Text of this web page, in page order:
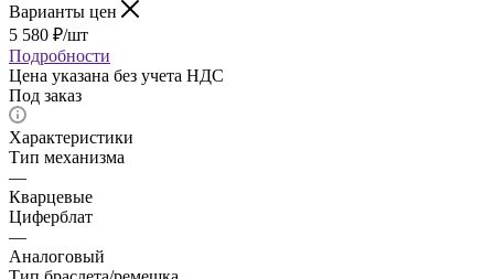
Варианты цен
5 580 ₽/шт
Подробности
Цена указана без учета НДС
Под заказ
Характеристики
Тип механизма
—
Кварцевые
Циферблат
—
Аналоговый